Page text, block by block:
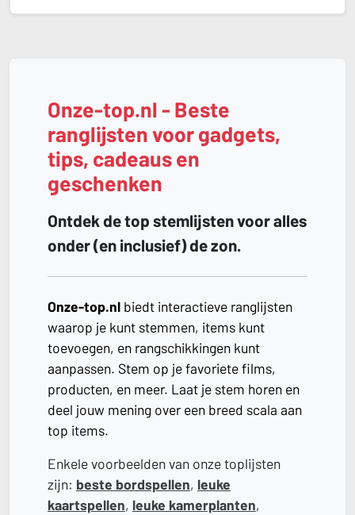
Onze-top.nl - Beste
ranglijsten voor gadgets,
tips, cadeaus en
geschenken
Ontdek de top stemlijsten voor alles
onder (en inclusief) de zon.
Onze-top.nl biedt interactieve ranglijsten
waarop je kunt stemmen, items kunt
toevoegen, en rangschikkingen kunt
aanpassen. Stem op je favoriete films,
producten, en meer. Laat je stem horen en
deel jouw mening over een breed scala aan
top items.
Enkele voorbeelden van onze toplijsten
zijn: beste bordspellen, leuke
kaartspellen, leuke kamerplanten,